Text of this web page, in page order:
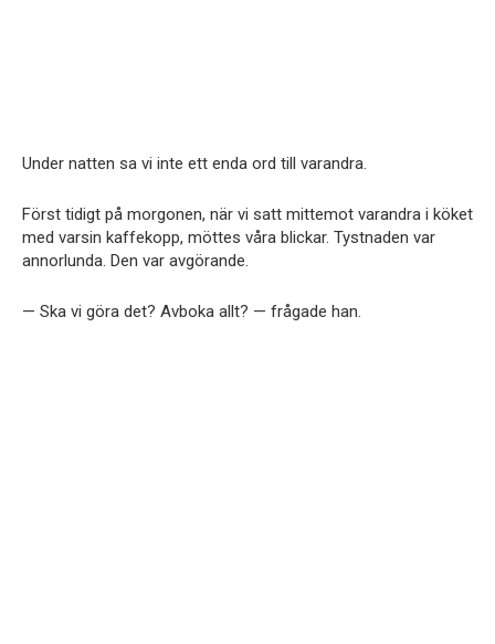
Under natten sa vi inte ett enda ord till varandra.
Först tidigt på morgonen, när vi satt mittemot varandra i köket
med varsin kaffekopp, möttes våra blickar. Tystnaden var
annorlunda. Den var avgörande.
— Ska vi göra det? Avboka allt? — frågade han.